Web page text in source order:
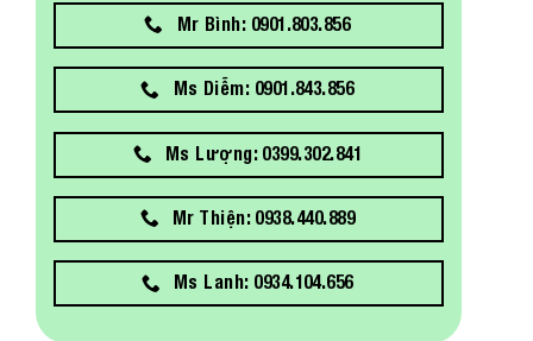
Mr Bình: 0901.803.856
Ms Diễm: 0901.843.856
Ms Lượng: 0399.302.841
Mr Thiện: 0938.440.889
Ms Lanh: 0934.104.656